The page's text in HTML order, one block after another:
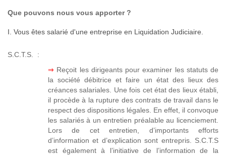
Que pouvons nous vous apporter ?
I. Vous êtes salarié d'une entreprise en Liquidation Judiciaire.
S.C.T.S. :
⇒ Reçoit les dirigeants pour examiner les statuts de
la société débitrice et faire un état des lieux des
créances salariales. Une fois cet état des lieux établi,
il procède à la rupture des contrats de travail dans le
respect des dispositions légales. En effet, il convoque
les salariés à un entretien préalable au licenciement.
Lors de cet entretien, d’importants efforts
d’information et d’explication sont entrepris. S.C.T.S
est également à l’initiative de l’information de la